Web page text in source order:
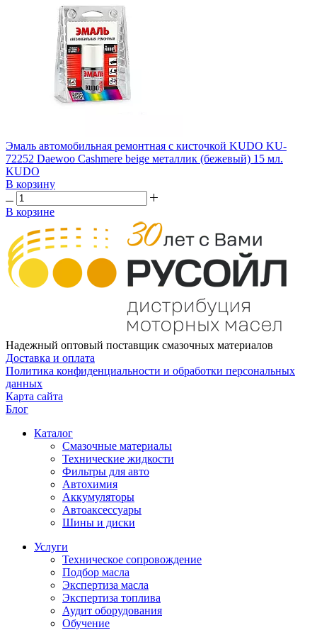
Эмаль автомобильная ремонтная с кисточкой KUDO KU-
72252 Daewoo Cashmere beige металлик (бежевый) 15 мл.
KUDO
В корзину
В корзине
Надежный оптовый поставщик смазочных материалов
Доставка и оплата
Политика конфиденциальности и обработки персональных
данных
Карта сайта
Блог
Каталог
Смазочные материалы
Технические жидкости
Фильтры для авто
Автохимия
Аккумуляторы
Автоаксессуары
Шины и диски
Услуги
Техническое сопровождение
Подбор масла
Экспертиза масла
Экспертиза топлива
Аудит оборудования
Обучение